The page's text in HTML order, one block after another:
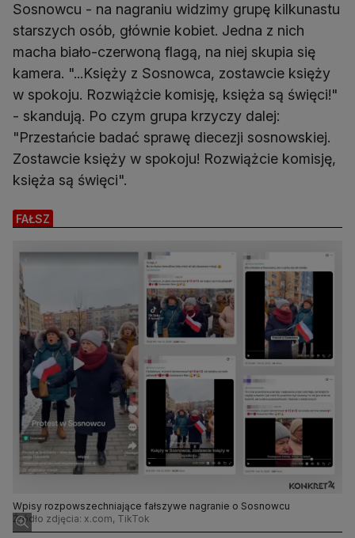
Sosnowcu - na nagraniu widzimy grupę kilkunastu
starszych osób, głównie kobiet. Jedna z nich
macha biało-czerwoną flagą, na niej skupia się
kamera. "...Księży z Sosnowca, zostawcie księży
w spokoju. Rozwiążcie komisję, księża są święci!"
- skandują. Po czym grupa krzyczy dalej:
"Przestańcie badać sprawę diecezji sosnowskiej.
Zostawcie księży w spokoju! Rozwiążcie komisję,
księża są święci".
FAŁSZ
Wpisy rozpowszechniające fałszywe nagranie o Sosnowcu
Źródło zdjęcia: x.com, TikTok